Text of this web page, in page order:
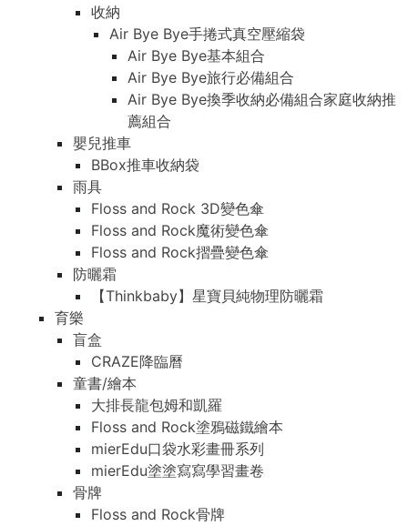
收納
Air Bye Bye手捲式真空壓縮袋
Air Bye Bye基本組合
Air Bye Bye旅行必備組合
Air Bye Bye換季收納必備組合家庭收納推
薦組合
嬰兒推車
BBox推車收納袋
雨具
Floss and Rock 3D變色傘
Floss and Rock魔術變色傘
Floss and Rock摺疊變色傘
防曬霜
【Thinkbaby】星寶貝純物理防曬霜
育樂
盲盒
CRAZE降臨曆
童書/繪本
大排長龍包姆和凱羅
Floss and Rock塗鴉磁鐵繪本
mierEdu口袋水彩畫冊系列
mierEdu塗塗寫寫學習畫卷
骨牌
Floss and Rock骨牌